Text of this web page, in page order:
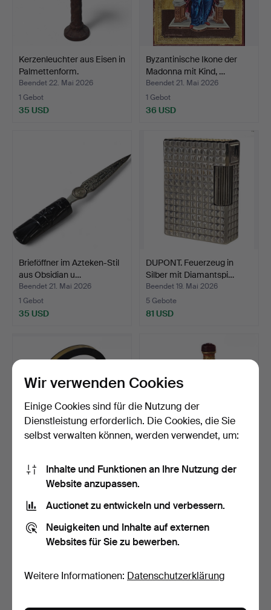
Kerzenleuchter aus Eisen in
Palmettenform.
Beendet 22. Mai 2026
1 Gebot
35 USD
Byzantinische Ikone der
Madonna mit Kind, …
Beendet 21. Mai 2026
1 Gebot
36 USD
Brieföffner im Azteken-Stil
aus Obsidian u…
Beendet 21. Mai 2026
1 Gebot
35 USD
DUPONT. Feuerzeug in
Silber mit Diamantspi…
Beendet 19. Mai 2026
5 Gebote
81 USD
Altes Galvanometer aus
Metall.
Beendet 19. Mai 2026
9 Gebote
Zwei orientalische
Schnupftabakdosen aus
1 Gebot
Wir verwenden Cookies
Einige Cookies sind für die Nutzung der
Dienstleistung erforderlich. Die Cookies, die Sie
selbst verwalten können, werden verwendet, um:
Inhalte und Funktionen an Ihre Nutzung der
Website anzupassen.
Auctionet zu entwickeln und verbessern.
Neuigkeiten und Inhalte auf externen
Websites für Sie zu bewerben.
Weitere Informationen: Datenschutzerklärung